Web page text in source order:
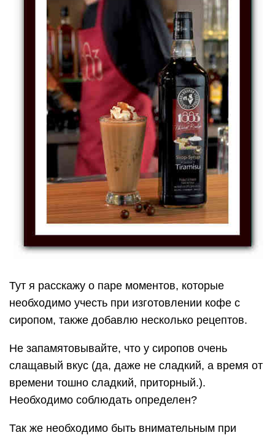
Тут я расскажу о паре моментов, которые
необходимо учесть при изготовлении кофе с
сиропом, также добавлю несколько рецептов.
Не запамятовывайте, что у сиропов очень
слащавый вкус (да, даже не сладкий, а время от
времени тошно сладкий, приторный.).
Необходимо соблюдать определен?
Так же необходимо быть внимательным при